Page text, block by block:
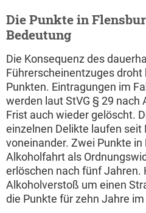
Die Punkte in
Bedeutung
Die Konsequenz des
Führerscheinentzuges
Punkten. Eintragungen im
werden laut StVG § 29 nach
Frist auch wieder gelöscht.
einzelnen Delikte laufen seit
voneinander. Zwei Punkte
Alkoholfahrt als
erlöschen nach fünf Jahren.
Alkoholverstoß um einen
die Punkte für zehn Jahre